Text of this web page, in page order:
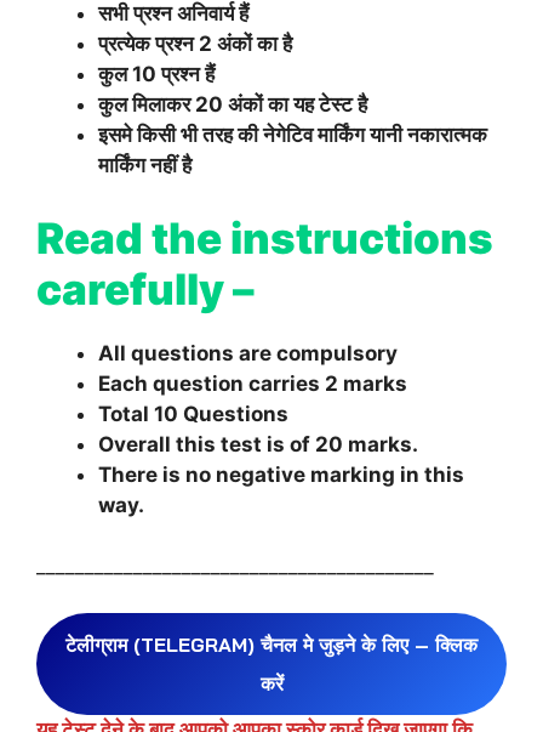
सभी प्रश्न अनिवार्य हैं
प्रत्येक प्रश्न 2 अंकों का है
कुल 10 प्रश्न हैं
कुल मिलाकर 20 अंकों का यह टेस्ट है
इसमे किसी भी तरह की नेगेटिव मार्किंग यानी नकारात्मक
मार्किंग नहीं है
Read the instructions
carefully –
All questions are compulsory
Each question carries 2 marks
Total 10 Questions
Overall this test is of 20 marks.
There is no negative marking in this
way.
टेलीग्राम (TELEGRAM) चैनल मे जुड़ने के लिए – क्लिक
करें